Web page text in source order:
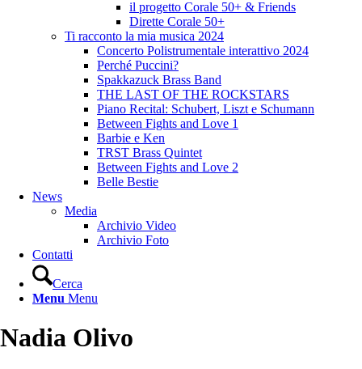
il progetto Corale 50+ & Friends
Dirette Corale 50+
Ti racconto la mia musica 2024
Concerto Polistrumentale interattivo 2024
Perché Puccini?
Spakkazuck Brass Band
THE LAST OF THE ROCKSTARS
Piano Recital: Schubert, Liszt e Schumann
Between Fights and Love 1
Barbie e Ken
TRST Brass Quintet
Between Fights and Love 2
Belle Bestie
News
Media
Archivio Video
Archivio Foto
Contatti
Cerca
Menu Menu
Nadia Olivo